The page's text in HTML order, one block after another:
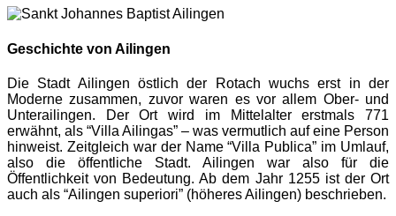
Geschichte von Ailingen
Die Stadt Ailingen östlich der Rotach wuchs erst in der
Moderne zusammen, zuvor waren es vor allem Ober- und
Unterailingen. Der Ort wird im Mittelalter erstmals 771
erwähnt, als “Villa Ailingas” – was vermutlich auf eine Person
hinweist. Zeitgleich war der Name “Villa Publica” im Umlauf,
also die öffentliche Stadt. Ailingen war also für die
Öffentlichkeit von Bedeutung. Ab dem Jahr 1255 ist der Ort
auch als “Ailingen superiori” (höheres Ailingen) beschrieben.